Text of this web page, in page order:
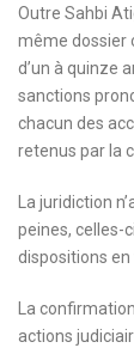
Outre Sahbi
même dossier
d’un à quinze
sanctions
chacun des
retenus par la
La juridiction
peines, celles-
dispositions en
La
actions